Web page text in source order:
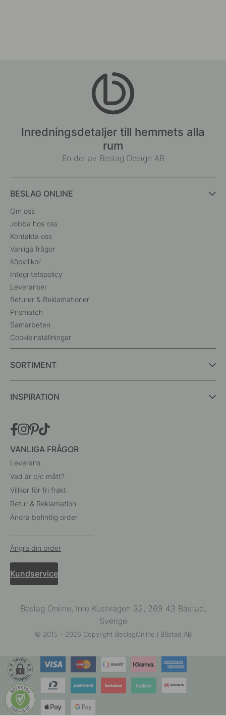
Inredningsdetaljer till hemmets alla
rum
En del av Beslag Design AB
BESLAG ONLINE
Om oss
Jobba hos oss
Kontakta oss
Vanliga frågor
Köpvillkor
Integritetspolicy
Leveranser
Returer & Reklamationer
Prismatch
Samarbeten
Cookieinställningar
SORTIMENT
INSPIRATION
VANLIGA FRÅGOR
Leverans
Vad är c/c mått?
Villkor för fri frakt
Retur & Reklamation
Ändra befintlig order
Ångra din order
Kundservice
Beslag Online, Inre Kustvägen 32, 269 43 Båstad,
Sverige
© 2015 - 2026 Copyright BeslagOnline i Båstad AB